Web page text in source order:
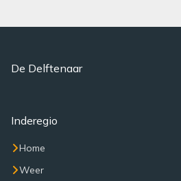
De Delftenaar
Inderegio
Home
Weer